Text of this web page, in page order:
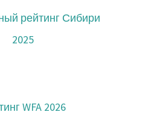
рейтинг Сибири
2025
WFA 2026